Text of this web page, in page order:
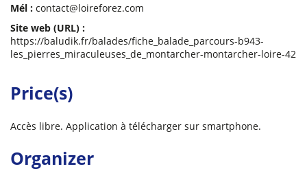
Mél : contact@loireforez.com
Site web (URL) :
https://baludik.fr/balades/fiche_balade_parcours-b943-
les_pierres_miraculeuses_de_montarcher-montarcher-loire-42
Price(s)
Accès libre. Application à télécharger sur smartphone.
Organizer